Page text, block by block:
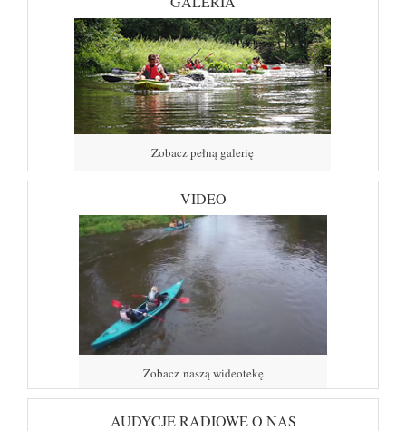
Zobacz pełną galerię
VIDEO
Zobacz naszą wideotekę
AUDYCJE RADIOWE O NAS